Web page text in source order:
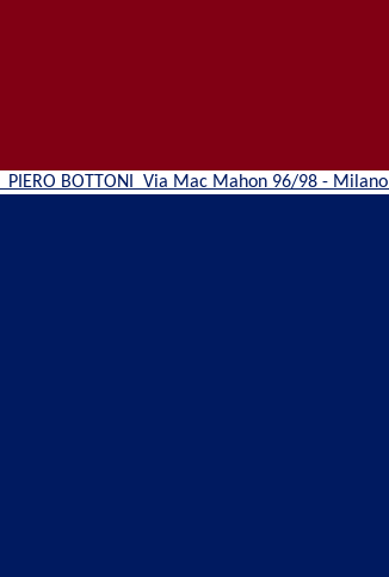
PIERO BOTTONI Via Mac Mahon 96/98 - Milano